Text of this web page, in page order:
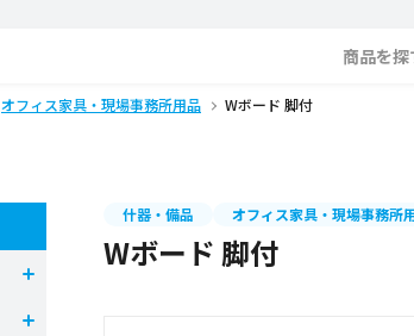
商品を探
オフィス家具・現場事務所用品 Wボード 脚付
什器・備品 オフィス家具・現場事務所
Wボード 脚付